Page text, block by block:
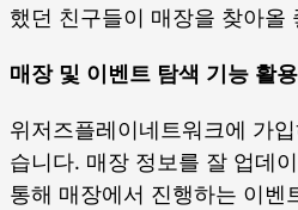
했던 친구들이 매장을 찾아올
매장 및 이벤트 탐색 기능 활용
위저즈플레이네트워크에 가
습니다. 매장 정보를 잘 업데
통해 매장에서 진행하는 이벤